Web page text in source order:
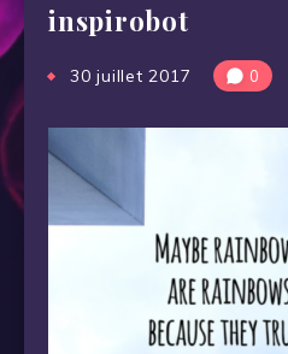
inspirobot
30 juillet 2017 0